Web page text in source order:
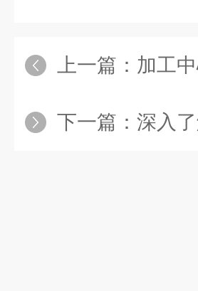
上一篇： 加工中
下一篇： 深入了